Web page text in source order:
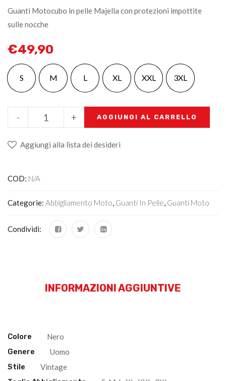
Guanti Motocubo in pelle Majella con protezioni impottite
sulle nocche
€49,90
S M L XL XXL 3XL
+
- AGGIUNGI AL CARRELLO
Aggiungi alla lista dei desideri
COD: N/A
Categorie: Abbigliamento Moto, Guanti In Pelle, Guanti Moto
Condividi:
INFORMAZIONI AGGIUNTIVE
Colore
Nero
Genere
Uomo
Stile
Vintage